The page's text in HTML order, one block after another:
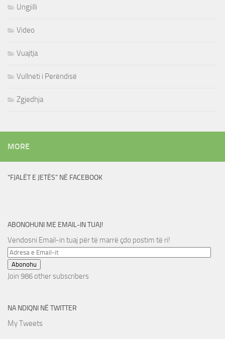
Ungjilli
Video
Vuajtja
Vullneti i Perëndisë
Zgjedhja
MORE
“FJALËT E JETËS” NË FACEBOOK
ABONOHUNI ME EMAIL-IN TUAJ!
Vendosni Email-in tuaj për të marrë çdo postim të ri!
Adresa
e
Email-
Abonohu
Join 986 other subscribers
NA NDIQNI NË TWITTER
My Tweets